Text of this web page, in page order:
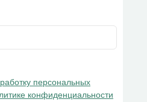
персональных
конфиденциальности